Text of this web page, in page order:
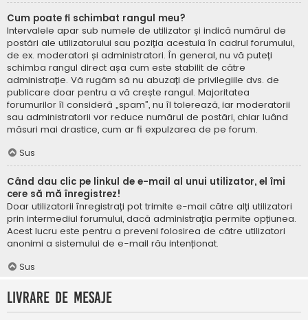
Cum poate fi schimbat rangul meu?
Intervalele apar sub numele de utilizator și indică numărul de
postări ale utilizatorului sau poziția acestuia în cadrul forumului,
de ex. moderatori și administratori. În general, nu vă puteți
schimba rangul direct așa cum este stabilit de către
administrație. Vă rugăm să nu abuzați de privilegiile dvs. de
publicare doar pentru a vă crește rangul. Majoritatea
forumurilor îl consideră „spam”, nu îl tolerează, iar moderatorii
sau administratorii vor reduce numărul de postări, chiar luând
măsuri mai drastice, cum ar fi expulzarea de pe forum.
Sus
Când dau clic pe linkul de e-mail al unui utilizator, el îmi
cere să mă înregistrez!
Doar utilizatorii înregistrați pot trimite e-mail către alți utilizatori
prin intermediul forumului, dacă administrația permite opțiunea.
Acest lucru este pentru a preveni folosirea de către utilizatori
anonimi a sistemului de e-mail rău intenționat.
Sus
Livrare de mesaje